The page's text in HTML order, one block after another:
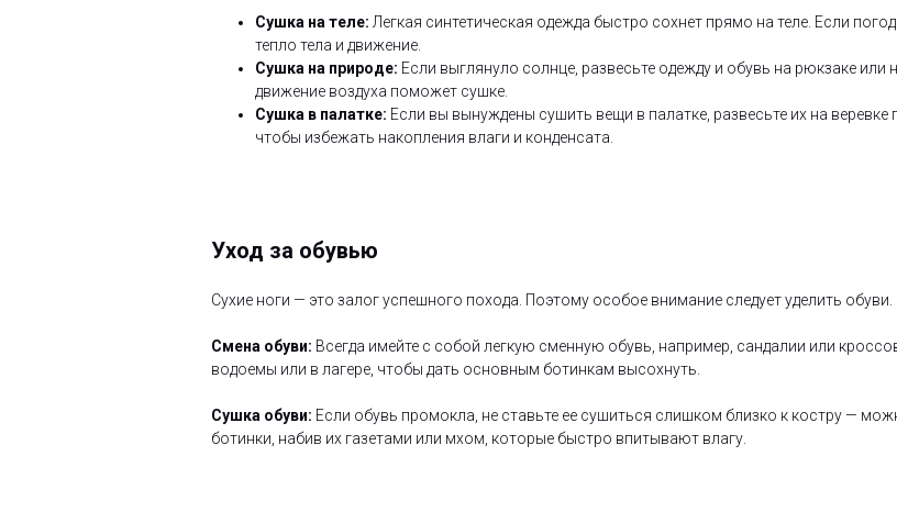
Сушка на теле: Легкая синтетическая одежда быстро сохнет прямо на теле. Если
тепло тела и движение.
Сушка на природе: Если выглянуло солнце, развесьте одежду и обувь на рюкзаке
движение воздуха поможет сушке.
Сушка в палатке: Если вы вынуждены сушить вещи в палатке, развесьте их на веревке
чтобы избежать накопления влаги и конденсата.
Уход за обувью
Сухие ноги — это залог успешного похода. Поэтому особое внимание следует уделить обуви.
Смена обуви: Всегда имейте с собой легкую сменную обувь, например, сандалии или
водоемы или в лагере, чтобы дать основным ботинкам высохнуть.
Сушка обуви: Если обувь промокла, не ставьте ее сушиться слишком близко к костру —
ботинки, набив их газетами или мхом, которые быстро впитывают влагу.